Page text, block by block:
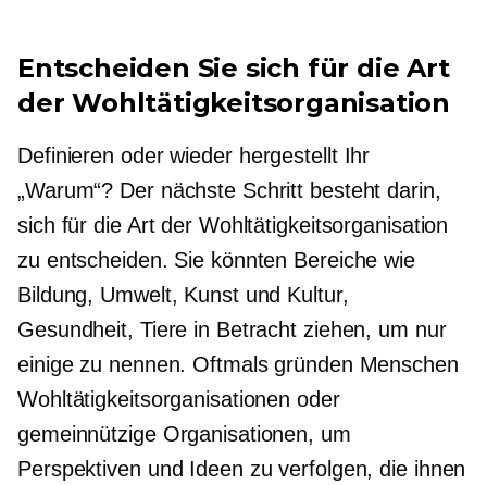
Entscheiden Sie sich für die Art
der Wohltätigkeitsorganisation
Definieren oderwieder hergestelltIhr
„Warum“? Der nächste Schritt besteht darin,
sich für die Art der Wohltätigkeitsorganisation
zu entscheiden. Sie könnten Bereiche wie
Bildung, Umwelt, Kunst und Kultur,
Gesundheit, Tiere in Betracht ziehen, um nur
einige zu nennen. Oftmals gründen Menschen
Wohltätigkeitsorganisationen oder
gemeinnützige Organisationen, um
Perspektiven und Ideen zu verfolgen, die ihnen